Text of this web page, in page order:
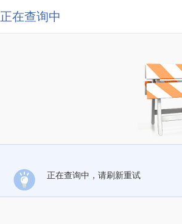
正在查询中
正在查询中，请刷新重试